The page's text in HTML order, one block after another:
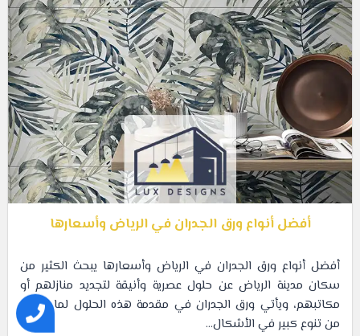
أفضل أنواع ورق الجدران في الرياض وأسعارها
أفضل أنواع ورق الجدران في الرياض وأسعارها يبحث الكثير من
سكان مدينة الرياض عن حلول عصرية وأنيقة لتجديد منازلهم أو
مكاتبهم، ويأتي ورق الجدران في مقدمة هذه الحلول لما يقدمه
من تنوع كبير في الأشكال...